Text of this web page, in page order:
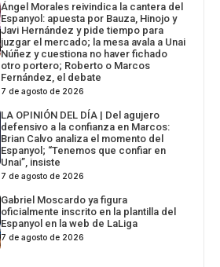
Ángel Morales reivindica la cantera del
Espanyol: apuesta por Bauza, Hinojo y
Javi Hernández y pide tiempo para
juzgar el mercado; la mesa avala a Unai
Núñez y cuestiona no haver fichado
otro portero; Roberto o Marcos
Fernández, el debate
7 de agosto de 2026
LA OPINIÓN DEL DÍA | Del agujero
defensivo a la confianza en Marcos:
Brian Calvo analiza el momento del
Espanyol; “Tenemos que confiar en
Unai”, insiste
7 de agosto de 2026
Gabriel Moscardo ya figura
oficialmente inscrito en la plantilla del
Espanyol en la web de LaLiga
7 de agosto de 2026